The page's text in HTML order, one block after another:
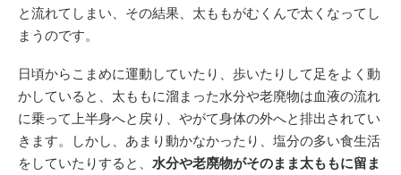
と流れてしまい、その結果、太ももがむくんで太くなってし
まうのです。
日頃からこまめに運動していたり、歩いたりして足をよく動
かしていると、太ももに溜まった水分や老廃物は血液の流れ
に乗って上半身へと戻り、やがて身体の外へと排出されてい
きます。しかし、あまり動かなかったり、塩分の多い食生活
をしていたりすると、 水分や老廃物がそのまま太ももに留ま